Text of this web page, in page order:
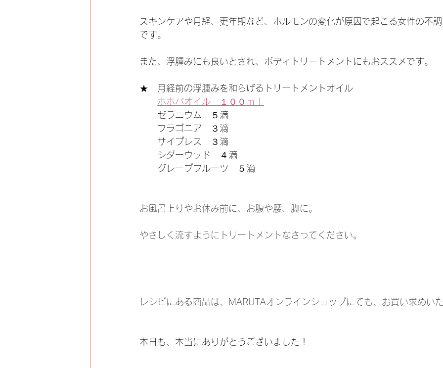
スキンケアや月経、更年期など、ホルモンの変化が原因で起こる女性の不
です。
また、浮腫みにも良いとされ、ボディトリートメントにもおススメです。
★　月経前の浮腫みを和らげるトリートメントオイル
ホホバオイル　１００ｍｌ
ゼラニウム　５滴
フラゴニア　３滴
サイプレス　３滴
シダーウッド　４滴
グレープフルーツ　５滴
お風呂上りやお休み前に、お腹や腰、脚に。
やさしく流すようにトリートメントなさってください。
レシピにある商品は、MARUTAオンラインショップにても、お買い求めい
本日も、本当にありがとうございました！